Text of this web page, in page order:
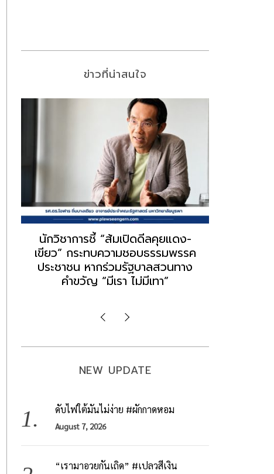
ข่าวที่น่าสนใจ
“ธนพร” ชี้หากพรรคประชาชนจับมือ
“แดง-เขียว” เท่ากับทำลายตัวเอง
ผิดคำพูด ทลายศรัทธาฐานเสียง
มองข่าวตั้งรัฐบาลใหม่เป็นเพียง
NEW UPDATE
ดับไฟใต้มันไม่ง่าย #ผักกาดหอม
August 7, 2026
“เรามาอวยกันเถิด” #เปลวสีเงิน